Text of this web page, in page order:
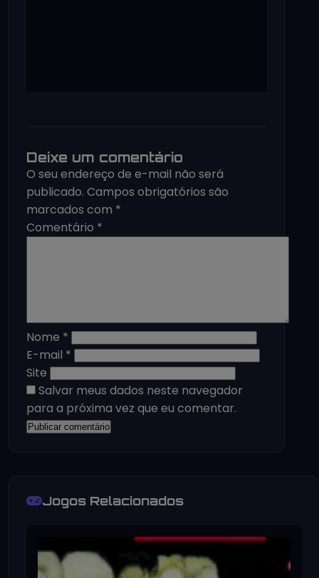
Deixe um comentário
O seu endereço de e-mail não será
publicado. Campos obrigatórios são
marcados com *
Comentário *
Nome *
E-mail *
Site
Salvar meus dados neste navegador
para a próxima vez que eu comentar.
Jogos Relacionados